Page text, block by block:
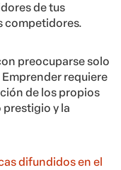
de tus
competidores.
preocuparse solo
requiere
de los propios
prestigio y la
difundidos en el